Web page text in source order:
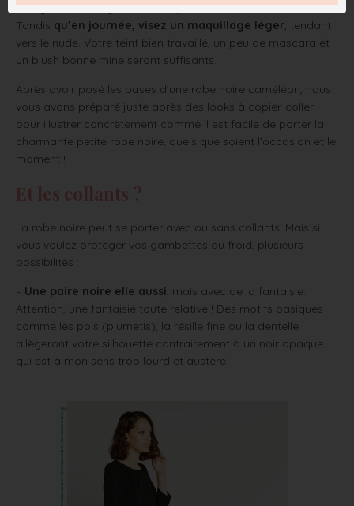
souligner votre regard même quand la lumière diminue.
Tandis qu’en journée, visez un maquillage léger , tendant
vers le nude. Votre teint bien travaillé, un peu de mascara et
un blush bonne mine seront suffisants.
Après avoir posé les bases d’une robe noire caméléon, nous
vous avons préparé juste après des looks à copier-coller
pour illustrer concrètement comme il est facile de porter la
charmante petite robe noire, quels que soient l’occasion et le
moment !
La robe noire peut se porter avec ou sans collants. Mais si
vous voulez protéger vos gambettes du froid, plusieurs
possibilités :
– Une paire noire elle aussi , mais avec de la fantaisie.
Attention, une fantaisie toute relative ! Des motifs basiques
comme les pois (plumetis), la résille fine ou la dentelle
allègeront votre silhouette contrairement à un noir opaque
qui est à mon sens trop lourd et austère